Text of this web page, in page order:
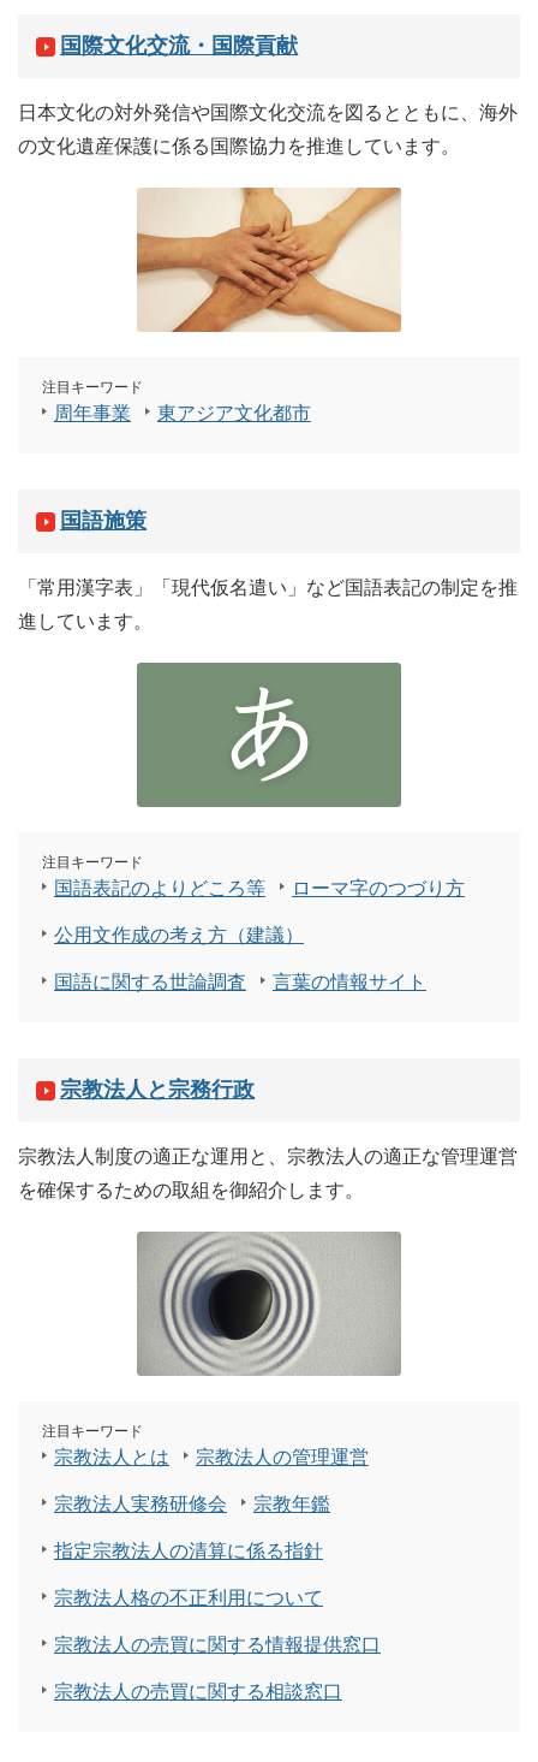
国際文化交流・国際貢献
日本文化の対外発信や国際文化交流を図るとともに、海外
の文化遺産保護に係る国際協力を推進しています。
注目キーワード
周年事業 東アジア文化都市
国語施策
「常用漢字表」「現代仮名遣い」など国語表記の制定を推
進しています。
注目キーワード
国語表記のよりどころ等 ローマ字のつづり方
公用文作成の考え方（建議）
国語に関する世論調査 言葉の情報サイト
宗教法人と宗務行政
宗教法人制度の適正な運用と、宗教法人の適正な管理運営
を確保するための取組を御紹介します。
注目キーワード
宗教法人とは 宗教法人の管理運営
宗教法人実務研修会 宗教年鑑
指定宗教法人の清算に係る指針
宗教法人格の不正利用について
宗教法人の売買に関する情報提供窓口
宗教法人の売買に関する相談窓口